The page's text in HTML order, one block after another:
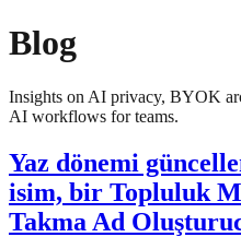
Blog
Insights on AI privacy, BYOK
AI workflows for teams.
Yaz dönemi
isim, bir Topluluk
Takma Ad